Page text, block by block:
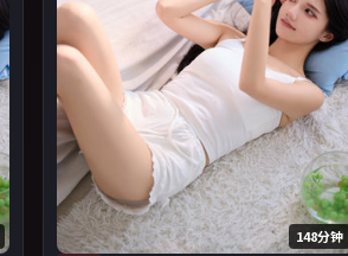
148分钟